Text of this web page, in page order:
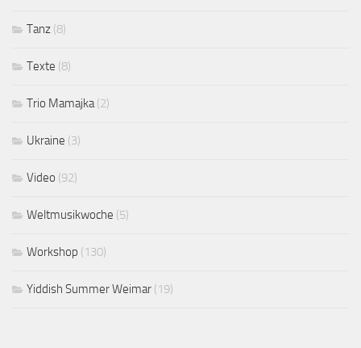
Tanz (8)
Texte (8)
Trio Mamajka(2)
Ukraine (3)
Video (92)
Weltmusikwoche (5)
Workshop (130)
Yiddish Summer Weimar (19)